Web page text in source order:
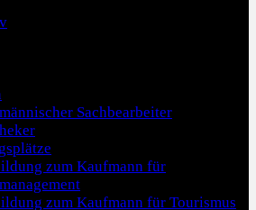
Sachbearbeiter
zum Kaufmann für
zum Kaufmann für Tourismus